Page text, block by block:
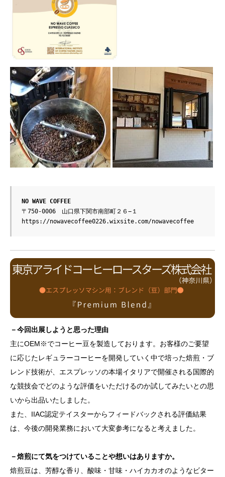
NO WAVE COFFEE
https://nowavecoffee0226.wixsite.com/nowavecoffee
－今回出展しようと思った理由
主にOEM※でコーヒー豆を製造しております。お客様のご要望
に応じたレギュラーコーヒーを開発していく中で培った焙煎・ブ
レンド技術が、エスプレッソの本場イタリアで開催される国際的
な競技会でどのような評価をいただけるのか試してみたいとの思
いから出品いたしました。
また、IIAC認定テイスターからフィードバックされる評価結果
は、今後の開発業務において大変参考になると考えました。
－焙煎にて気をつけていることや想いはありますか。
焙煎豆は、芳醇な香り、酸味・甘味・ハイカカオのようなビター